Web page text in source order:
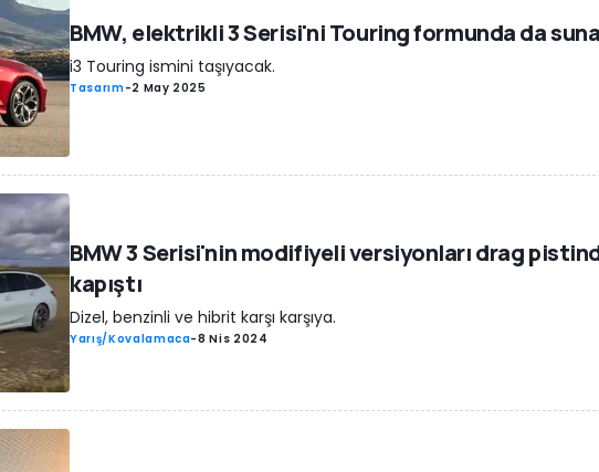
BMW, elektrikli 3 Serisi'ni Touring formunda da
i3 Touring ismini taşıyacak.
Tasarım-2 May 2025
BMW 3 Serisi'nin modifiyeli versiyonları drag
kapıştı
Dizel, benzinli ve hibrit karşı karşıya.
Yarış/Kovalamaca-8 Nis 2024